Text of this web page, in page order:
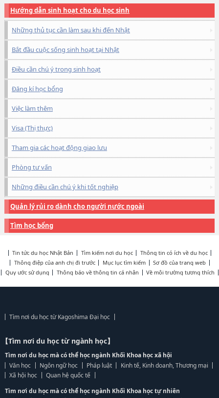
Hướng dẫn sinh hoạt cho du học sinh
Những thủ tục cần làm sau khi đến Nhật
Bắt đầu cuộc sống sinh hoạt tại Nhật
Điều cần chú ý trong sinh hoạt
Đăng kí học bổng
Việc làm thêm
Visa (Thị thực)
Tham gia các hoạt động giao lưu
Phòng tư vấn
Những điều cần chú ý khi tốt nghiệp
Quản lý rủi ro dành cho người nước ngoài
Tìm học bổng
Tin tức du học Nhật Bản Tìm kiếm nơi du học
Thông tin có ích về du học
Thông điệp của anh chị đi trước
Mục lục tìm kiếm
Sơ đồ của trang web
Quy ước sử dụng
Thông báo về thông tin cá nhân Về môi trường tương thích
Tìm nơi du học từ Kagoshima Đại học
【Tìm nơi du học từ ngành học】
Tìm nơi du học mà có thể học ngành Khối Khoa học xã hội
Văn học
Ngôn ngữ học Pháp luật
Kinh tế, Kinh doanh, Thương mại
Xã hội học
Quan hệ quốc tế
Tìm nơi du học mà có thể học ngành Khối Khoa học tự nhiên